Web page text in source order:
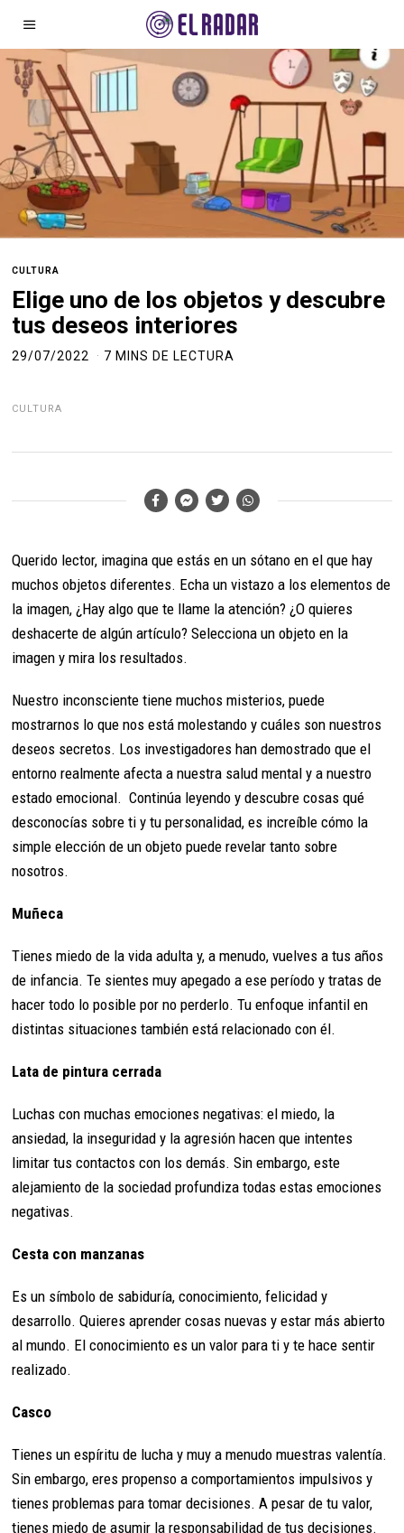
CULTURA
Elige uno de los objetos y descubre
tus deseos interiores
29/07/2022 7 MINS DE LECTURA
CULTURA
Querido lector, imagina que estás en un sótano en el que hay
muchos objetos diferentes. Echa un vistazo a los elementos de
la imagen, ¿Hay algo que te llame la atención? ¿O quieres
deshacerte de algún artículo? Selecciona un objeto en la
imagen y mira los resultados.
Nuestro inconsciente tiene muchos misterios, puede
mostrarnos lo que nos está molestando y cuáles son nuestros
deseos secretos. Los investigadores han demostrado que el
entorno realmente afecta a nuestra salud mental y a nuestro
estado emocional. Continúa leyendo y descubre cosas qué
desconocías sobre ti y tu personalidad, es increíble cómo la
simple elección de un objeto puede revelar tanto sobre
nosotros.
Muñeca
Tienes miedo de la vida adulta y, a menudo, vuelves a tus años
de infancia. Te sientes muy apegado a ese período y tratas de
hacer todo lo posible por no perderlo. Tu enfoque infantil en
distintas situaciones también está relacionado con él.
Lata de pintura cerrada
Luchas con muchas emociones negativas: el miedo, la
ansiedad, la inseguridad y la agresión hacen que intentes
limitar tus contactos con los demás. Sin embargo, este
alejamiento de la sociedad profundiza todas estas emociones
negativas.
Cesta con manzanas
Es un símbolo de sabiduría, conocimiento, felicidad y
desarrollo. Quieres aprender cosas nuevas y estar más abierto
al mundo. El conocimiento es un valor para ti y te hace sentir
realizado.
Casco
Tienes un espíritu de lucha y muy a menudo muestras valentía.
Sin embargo, eres propenso a comportamientos impulsivos y
tienes problemas para tomar decisiones. A pesar de tu valor,
tienes miedo de asumir la responsabilidad de tus decisiones.